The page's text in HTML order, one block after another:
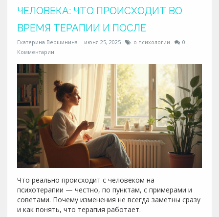
ЧЕЛОВЕКА: ЧТО ПРОИСХОДИТ ВО
ВРЕМЯ ТЕРАПИИ И ПОСЛЕ
Екатерина Вершинина июня 25, 2025 о психологии
0
Комментарии
Что реально происходит с человеком на
психотерапии — честно, по пунктам, с примерами и
советами. Почему изменения не всегда заметны сразу
и как понять, что терапия работает.